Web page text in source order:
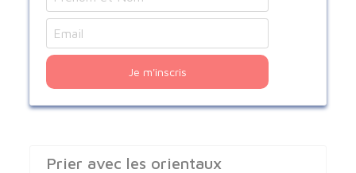
Je m'inscris
Prier avec les orientaux